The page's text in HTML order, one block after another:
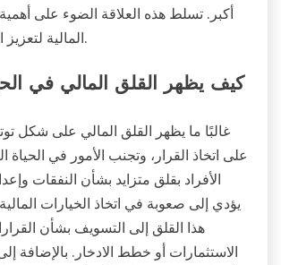
أكبر. تسلط هذه العلاقة الضوء على
المالية لتعزيز الصحة العاطفية.
كيف يظهر القلق المالي في
غالبًا ما يظهر القلق المالي على شكل
على اتخاذ القرار، وتجنب الأمور في الحياة
الأفراد بقلق متزايد بشأن النفقات
يؤدي إلى صعوبة في اتخاذ الخيارات
هذا القلق إلى التسويف بشأن
الاستثمارات أو خطط الادخار. بالإضافة